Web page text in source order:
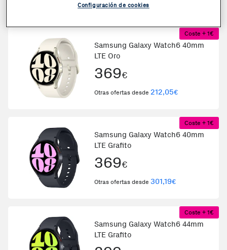
Otras ofertas desde
Coste + 1€
Samsung Galaxy Watch6 40mm
LTE Oro
369€
Otras ofertas desde212,05€
Coste + 1€
Samsung Galaxy Watch6 40mm
LTE Grafito
369€
Otras ofertas desde301,19€
Coste + 1€
Samsung Galaxy Watch6 44mm
LTE Grafito
Configuración de cookies